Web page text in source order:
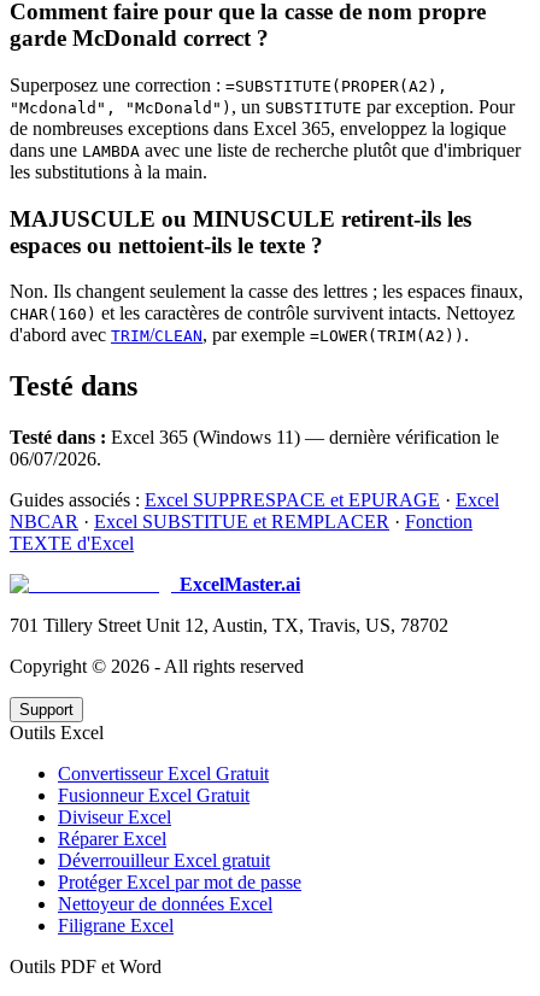
Comment faire pour que la casse de nom propre
garde McDonald correct ?
Superposez une correction : =SUBSTITUTE(PROPER(A2),
"Mcdonald", "McDonald") , un SUBSTITUTE par exception. Pour
de nombreuses exceptions dans Excel 365, enveloppez la logique
dans une LAMBDA avec une liste de recherche plutôt que d'imbriquer
les substitutions à la main.
MAJUSCULE ou MINUSCULE retirent-ils les
espaces ou nettoient-ils le texte ?
Non. Ils changent seulement la casse des lettres ; les espaces finaux,
CHAR(160) et les caractères de contrôle survivent intacts. Nettoyez
d'abord avec TRIM/CLEAN, par exemple =LOWER(TRIM(A2)) .
Testé dans
Testé dans : Excel 365 (Windows 11) — dernière vérification le
06/07/2026.
Guides associés : Excel SUPPRESPACE et EPURAGE · Excel
NBCAR · Excel SUBSTITUE et REMPLACER · Fonction
TEXTE d'Excel
ExcelMaster.ai
701 Tillery Street Unit 12, Austin, TX, Travis, US, 78702
Copyright © 2026 - All rights reserved
Support
Outils Excel
Convertisseur Excel Gratuit
Fusionneur Excel Gratuit
Diviseur Excel
Réparer Excel
Déverrouilleur Excel gratuit
Protéger Excel par mot de passe
Nettoyeur de données Excel
Filigrane Excel
Outils PDF et Word